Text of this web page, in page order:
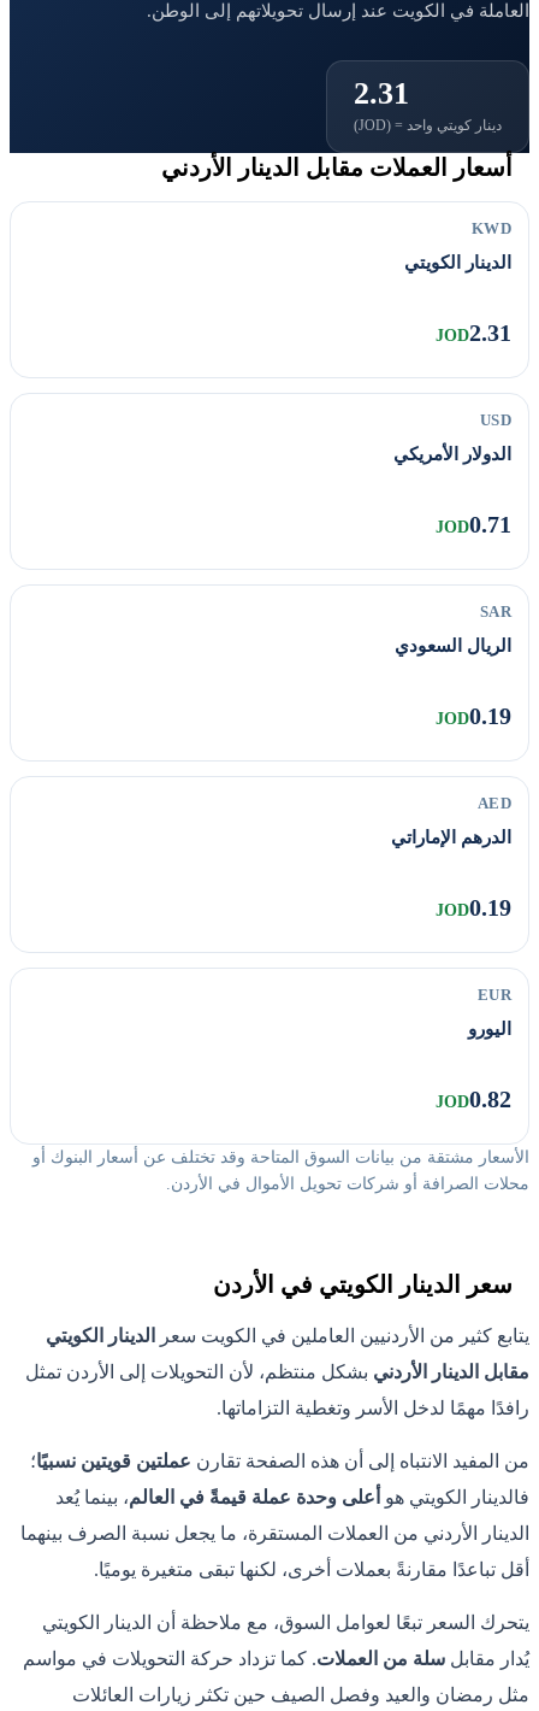
العاملة في الكويت عند إرسال تحويلاتهم إلى الوطن.
2.31
دينار كويتي واحد = (JOD)
أسعار العملات مقابل الدينار الأردني
KWD
الدينار الكويتي
2.31
JOD
USD
الدولار الأمريكي
0.71
JOD
SAR
الريال السعودي
0.19
JOD
AED
الدرهم الإماراتي
0.19
JOD
EUR
اليورو
0.82
JOD
الأسعار مشتقة من بيانات السوق المتاحة وقد تختلف عن أسعار البنوك أو
محلات الصرافة أو شركات تحويل الأموال في الأردن.
سعر الدينار الكويتي في الأردن
يتابع كثير من الأردنيين العاملين في الكويت سعر
الدينار الكويتي
مقابل الدينار الأردني بشكل منتظم، لأن التحويلات إلى الأردن تمثل
رافدًا مهمًا لدخل الأسر وتغطية التزاماتها.
من المفيد الانتباه إلى أن هذه الصفحة تقارن عملتين قويتين نسبيًا؛
فالدينار الكويتي هو أعلى وحدة عملة قيمةً في العالم، بينما يُعد
الدينار الأردني من العملات المستقرة، ما يجعل نسبة الصرف بينهما
أقل تباعدًا مقارنةً بعملات أخرى، لكنها تبقى متغيرة يوميًا.
يتحرك السعر تبعًا لعوامل السوق، مع ملاحظة أن الدينار الكويتي
يُدار مقابل سلة من العملات. كما تزداد حركة التحويلات في مواسم
مثل رمضان والعيد وفصل الصيف حين تكثر زيارات العائلات